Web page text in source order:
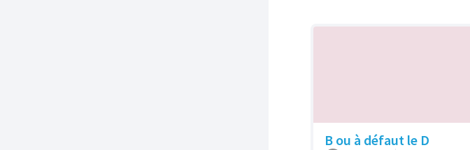
B ou à défaut le D